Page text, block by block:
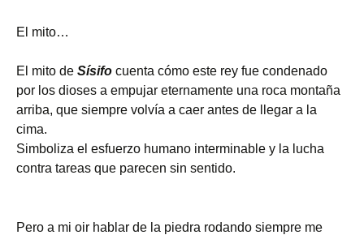
El mito…
El mito de Sísifo cuenta cómo este rey fue condenado
por los dioses a empujar eternamente una roca montaña
arriba, que siempre volvía a caer antes de llegar a la
cima.
Simboliza el esfuerzo humano interminable y la lucha
contra tareas que parecen sin sentido.
Pero a mi oir hablar de la piedra rodando siempre me